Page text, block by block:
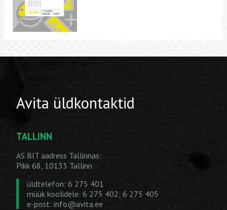
Avita üldkontaktid
TALLINN
AS BIT aadress Tallinnas:
Pikk 68, 10133 Tallinn
üldtelefon: 6 275 401
müük koolidele: 6 275 402; 6 275 405
e-post: info@avita.ee